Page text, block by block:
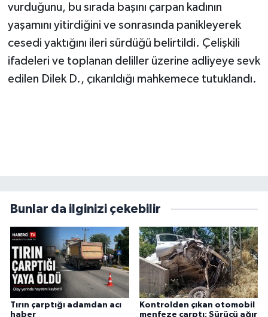
vurduğunu, bu sırada başını çarpan kadının
yaşamını yitirdiğini ve sonrasında panikleyerek
cesedi yaktığını ileri sürdüğü belirtildi. Çelişkili
ifadeleri ve toplanan deliller üzerine adliyeye sevk
edilen Dilek D., çıkarıldığı mahkemece tutuklandı.
Bunlar da ilginizi çekebilir
Tırın çarptığı adamdan acı
haber
Kontrolden çıkan otomobil
menfeze çarptı: Sürücü ağır